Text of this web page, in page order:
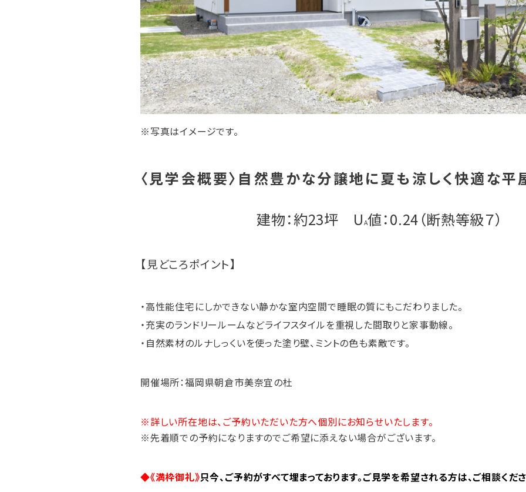
※写真はイメージです。
〈見学会概要〉自然豊かな分譲地に夏も涼しく快適な平
建物：約23坪 U A値：0.24（断熱等級７）
【見どころポイント】
・高性能住宅にしかできない静かな室内空間で睡眠の質にもこだわりました。
・充実のランドリールームなどライフスタイルを重視した間取りと家事動線。
・自然素材のルナしっくいを使った塗り壁、ミントの色も素敵です。
開催場所：福岡県朝倉市美奈宜の杜
※詳しい所在地は、ご予約いただいた方へ個別にお知らせいたします。
※先着順での予約になりますのでご希望に添えない場合がございます。
◆《満枠御礼》只今、ご予約がすべて埋まっております。ご見学を希望される方は、ご相談くだ